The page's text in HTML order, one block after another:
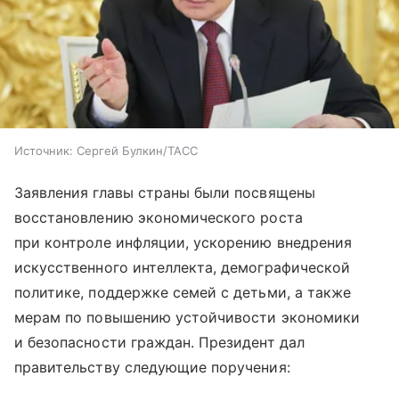
Источник: Сергей Булкин/ТАСС
Заявления главы страны были посвящены
восстановлению экономического роста
при контроле инфляции, ускорению внедрения
искусственного интеллекта, демографической
политике, поддержке семей с детьми, а также
мерам по повышению устойчивости экономики
и безопасности граждан. Президент дал
правительству следующие поручения: